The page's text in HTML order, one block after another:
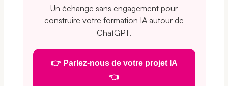
Un échange sans engagement pour
construire votre formation IA autour de
ChatGPT.
👉 Parlez-nous de votre projet IA
👈